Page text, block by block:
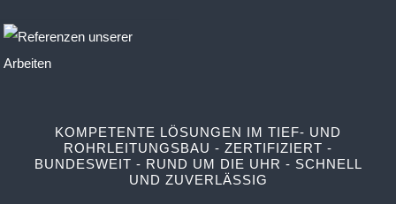
KOMPETENTE LÖSUNGEN IM TIEF- UND
ROHRLEITUNGSBAU - ZERTIFIZIERT -
BUNDESWEIT - RUND UM DIE UHR - SCHNELL
UND ZUVERLÄSSIG